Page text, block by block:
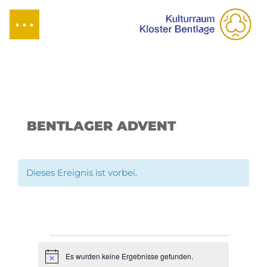
BENTLAGER ADVENT
Dieses Ereignis ist vorbei.
Veranstaltungen
HinweisEs wurden keine Ergebnisse gefunden.